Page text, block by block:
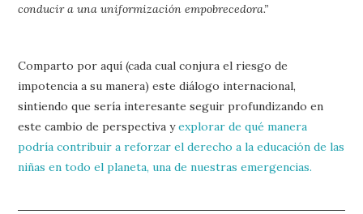
conducir a una uniformización empobrecedora.”
Comparto por aquí (cada cual conjura el riesgo de
impotencia a su manera) este diálogo internacional,
sintiendo que sería interesante seguir profundizando en
este cambio de perspectiva yexplorar de qué manera
podría contribuir a reforzar el derecho a la educación de las
niñas en todo el planeta, una de nuestras emergencias.